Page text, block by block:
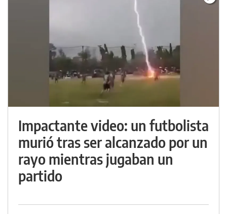
Impactante video: un futbolista
murió tras ser alcanzado por un
rayo mientras jugaban un
partido